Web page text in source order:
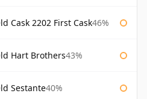
Cask 2202 First Cask46%
Hart Brothers43%
Sestante40%